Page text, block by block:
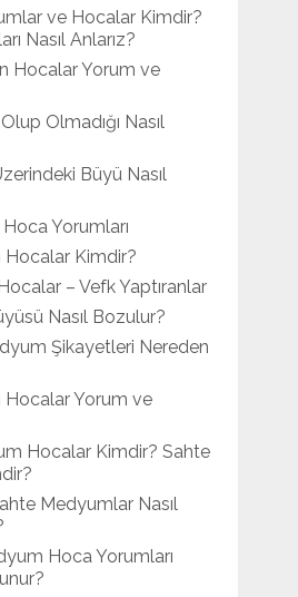
ve Hocalar Kimdir?
Nasıl Anlarız?
Hocalar Yorum ve
Olmadığı Nasıl
Büyü Nasıl
Yorumları
Hocalar Kimdir?
– Vefk Yaptıranlar
Nasıl Bozulur?
Şikayetleri Nereden
Hocalar Yorum ve
Hocalar Kimdir? Sahte
Medyumlar Nasıl
Hoca Yorumları